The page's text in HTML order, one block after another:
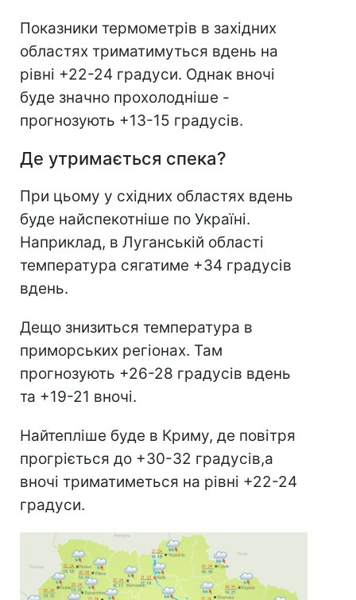
Показники термометрів в західних
областях триматимуться вдень на
рівні +22-24 градуси. Однак вночі
буде значно прохолодніше -
прогнозують +13-15 градусів.
Де утримається спека?
При цьому у східних областях вдень
буде найспекотніше по Україні.
Наприклад, в Луганській області
температура сягатиме +34 градусів
вдень.
Дещо знизиться температура в
приморських регіонах. Там
прогнозують +26-28 градусів вдень
та +19-21 вночі.
Найтепліше буде в Криму, де повітря
прогріється до +30-32 градусів,а
вночі триматиметься на рівні +22-24
градуси.